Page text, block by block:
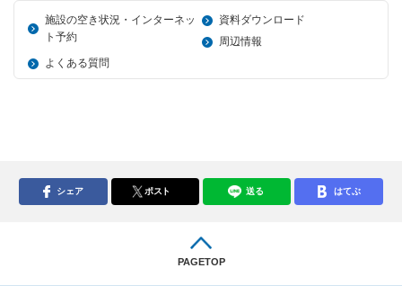
施設の空き状況・インターネッ
ト予約
資料ダウンロード
周辺情報
よくある質問
シェア ポスト 送る はてぶ
PAGETOP